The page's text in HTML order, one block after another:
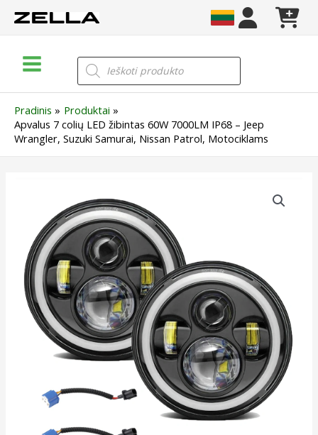
prie
Menu
Products
search
Pradinis
Produktai
Apvalus 7 colių LED žibintas 60W 7000LM IP68 – Jeep
Wrangler, Suzuki Samurai, Nissan Patrol, Motociklams
Apvalus
colių
LED
žibintas
60W
7000LM
Suzuki
Nissan